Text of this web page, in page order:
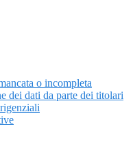
o incompleta
dei dati da parte dei titolari